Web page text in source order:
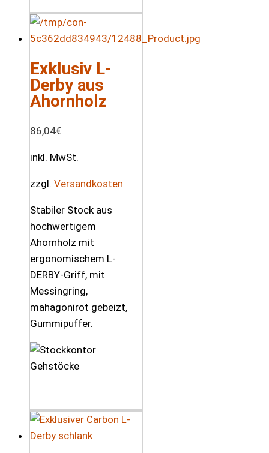
Exklusiv L-
Derby aus
Ahornholz
86,04€
inkl. MwSt.
zzgl. Versandkosten
Stabiler Stock aus
hochwertigem
Ahornholz mit
ergonomischem L-
DERBY-Griff, mit
Messingring,
mahagonirot gebeizt,
Gummipuffer.